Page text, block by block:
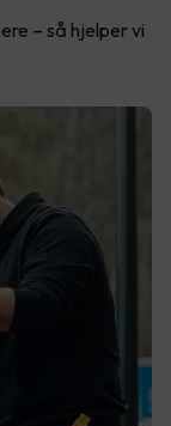
– så hjelper vi